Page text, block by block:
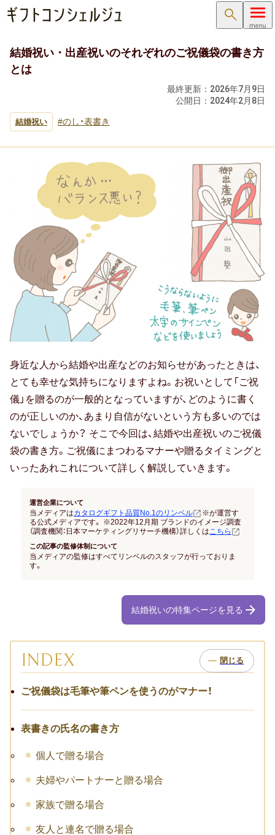
検索
内祝い･お返し
内祝い･お返しTOP
結婚内祝い ( 結婚祝いのお返し )
新築内祝い ( 新築祝いのお返し )
快気祝い（快気内祝い）
入学内祝い（入学祝いのお返し）
結納返し
高額ギフトの内祝い
香典返し
喪中見舞い
引き出物
結婚式 引出物
お祝い･お見舞い
お祝い･お見舞いTOP
成人祝い
卒園・卒業祝い
入学祝い
七五三
お詫び
結婚祝い・出産祝いのそれぞれのご祝儀袋の書き方
とは
最終更新： 2026年7月9日
公開日： 2024年2月8日
結婚祝い のし・表書き
身近な人から結婚や出産などのお知らせがあったときは、
とても幸せな気持ちになりますよね。お祝いとして「ご祝
儀」を贈るのが一般的となっていますが、どのように書く
のが正しいのか、あまり自信がないという方も多いのでは
ないでしょうか？ そこで今回は、結婚や出産祝いのご祝儀
袋の書き方。ご祝儀にまつわるマナーや贈るタイミングと
いったあれこれについて詳しく解説していきます。
運営企業について
当メディアはカタログギフト品質No.1のリンベル
※が運営す
る公式メディアです。 ※2022年12月期 ブランドのイメージ調査
（調査機関：日本マーケティングリサーチ機構）詳しくはこちら
この記事の監修体制について
当メディアの監修はすべてリンベルのスタッフが行っておりま
す。
結婚祝いの特集ページを見る
INDEX
ご祝儀袋は毛筆や筆ペンを使うのがマナー！
表書きの氏名の書き方
個人で贈る場合
夫婦やパートナーと贈る場合
家族で贈る場合
友人と連名で贈る場合